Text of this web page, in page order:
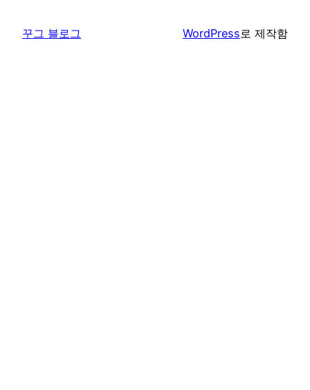
꾸그 블로그 WordPress로 제작함